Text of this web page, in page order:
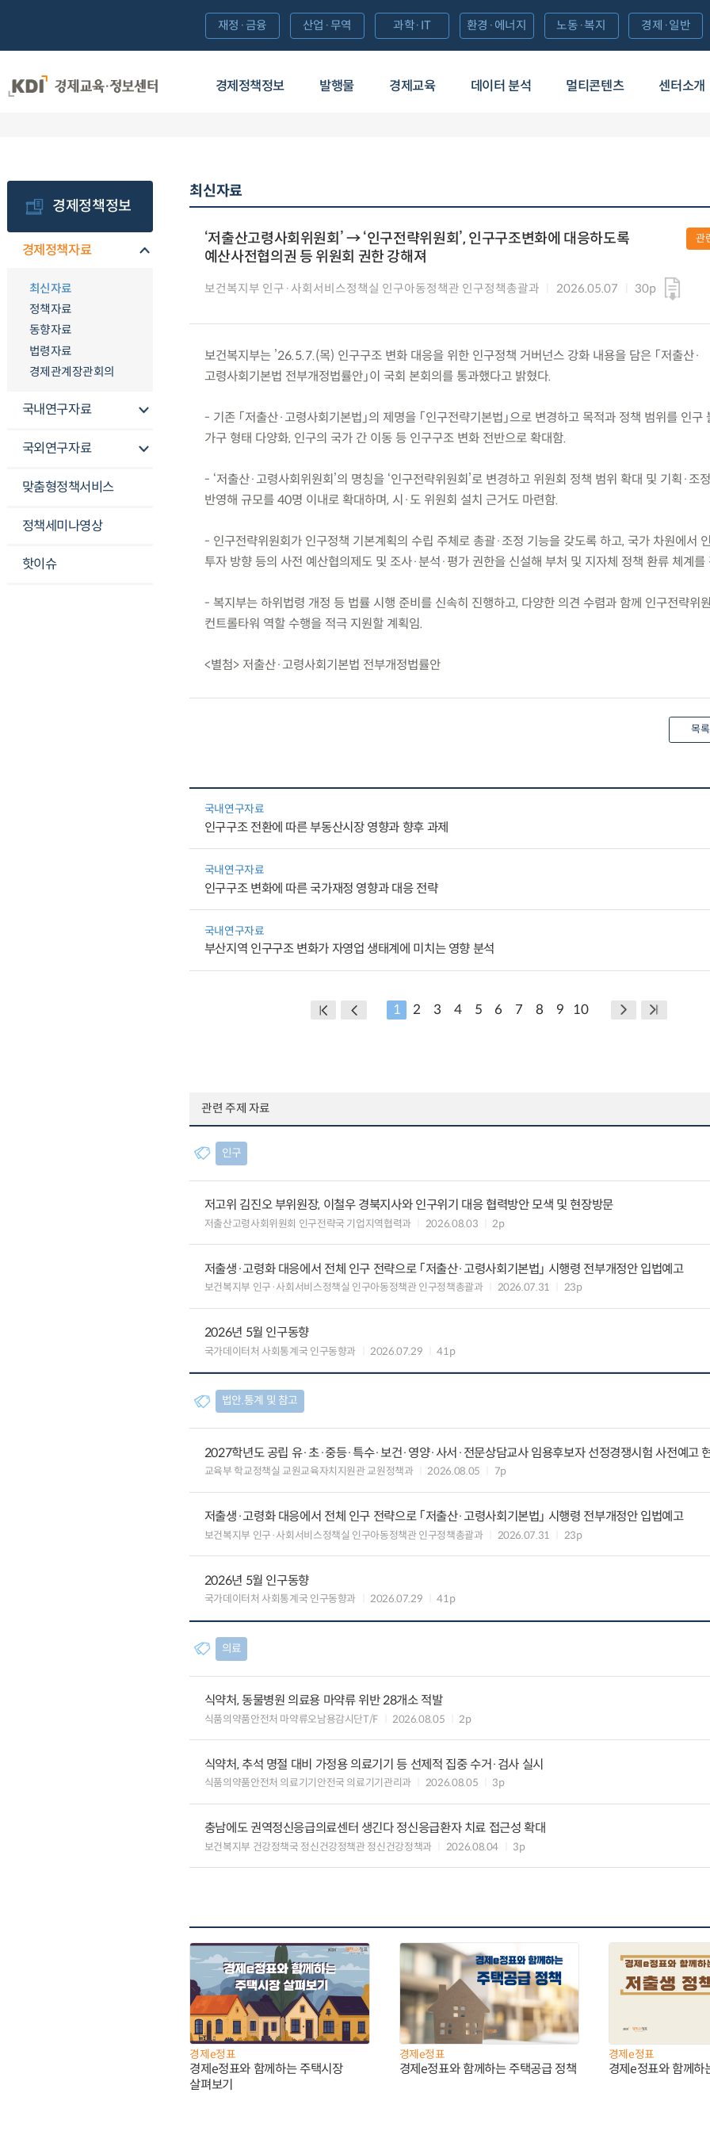
경제정책정보 발행물 경제교육 데이터 분석 멀티콘텐츠 센터소개
재정·금융 산업·무역 과학·IT 환경·에너지 노동·복지 경제·일반
경제정책정보
경제정책자료
최신자료
정책자료
동향자료
법령자료
경제관계장관회의
국내연구자료
국외연구자료
맞춤형정책서비스
정책세미나영상
핫이슈
최신자료
‘저출산고령사회위원회’ → ‘인구전략위원회’, 인구구조변화에 대응하도록
예산사전협의권 등 위원회 권한 강해져
보건복지부 인구·사회서비스정책실 인구아동정책관 인구정책총괄과 2026.05.07 30p
관
보건복지부는 ’26.5.7.(목) 인구구조 변화 대응을 위한 인구정책 거버넌스 강화 내용을 담은 「저출산·
고령사회기본법 전부개정법률안」이 국회 본회의를 통과했다고 밝혔다.
- 기존 「저출산·고령사회기본법」의 제명을 「인구전략기본법」으로 변경하고 목적과 정책 범위를 인구
가구 형태 다양화, 인구의 국가 간 이동 등 인구구조 변화 전반으로 확대함.
- ‘저출산·고령사회위원회’의 명칭을 ‘인구전략위원회’로 변경하고 위원회 정책 범위 확대 및 기획·조
반영해 규모를 40명 이내로 확대하며, 시·도 위원회 설치 근거도 마련함.
- 인구전략위원회가 인구정책 기본계획의 수립 주체로 총괄·조정 기능을 갖도록 하고, 국가 차원에서
투자 방향 등의 사전 예산협의제도 및 조사·분석·평가 권한을 신설해 부처 및 지자체 정책 환류 체계를
- 복지부는 하위법령 개정 등 법률 시행 준비를 신속히 진행하고, 다양한 의견 수렴과 함께 인구전략위
컨트롤타워 역할 수행을 적극 지원할 계획임.
<별첨> 저출산·고령사회기본법 전부개정법률안
목록
국내연구자료
인구구조 전환에 따른 부동산시장 영향과 향후 과제
국내연구자료
인구구조 변화에 따른 국가재정 영향과 대응 전략
국내연구자료
부산지역 인구구조 변화가 자영업 생태계에 미치는 영향 분석
1 2 3 4 5 6 7 8 9 10
관련 주제 자료
인구
저고위 김진오 부위원장, 이철우 경북지사와 인구위기 대응 협력방안 모색 및 현장방문
저출산고령사회위원회 인구전략국 기업지역협력과 2026.08.03 2p
저출생·고령화 대응에서 전체 인구 전략으로 「저출산·고령사회기본법」 시행령 전부개정안 입법예고
보건복지부 인구·사회서비스정책실 인구아동정책관 인구정책총괄과 2026.07.31 23p
2026년 5월 인구동향
국가데이터처 사회통계국 인구동향과 2026.07.29 41p
법안.통계 및 참고
2027학년도 공립 유·초·중등·특수·보건·영양·사서·전문상담교사 임용후보자 선정경쟁시험 사전예고
교육부 학교정책실 교원교육자치지원관 교원정책과 2026.08.05 7p
저출생·고령화 대응에서 전체 인구 전략으로 「저출산·고령사회기본법」 시행령 전부개정안 입법예고
보건복지부 인구·사회서비스정책실 인구아동정책관 인구정책총괄과 2026.07.31 23p
2026년 5월 인구동향
국가데이터처 사회통계국 인구동향과 2026.07.29 41p
의료
식약처, 동물병원 의료용 마약류 위반 28개소 적발
식품의약품안전처 마약류오남용감시단T/F 2026.08.05 2p
식약처, 추석 명절 대비 가정용 의료기기 등 선제적 집중 수거·검사 실시
식품의약품안전처 의료기기안전국 의료기기관리과 2026.08.05 3p
충남에도 권역정신응급의료센터 생긴다 정신응급환자 치료 접근성 확대
보건복지부 건강정책국 정신건강정책관 정신건강정책과 2026.08.04 3p
경제e정표
경제e정표와 함께하는 주택시장
살펴보기
경제e정표
경제e정표와 함께하는 주택공급 정책
경제e정표
경제e정표와 함께하